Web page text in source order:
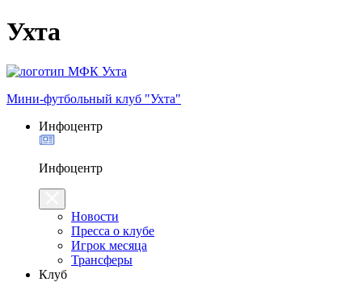
Ухта
Мини-футбольный клуб "Ухта"
Инфоцентр
Инфоцентр
Новости
Пресса о клубе
Игрок месяца
Трансферы
Клуб